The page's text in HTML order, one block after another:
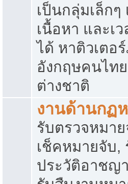
เป็นกลุ่มเล็กๆ
เนื้อหา และเว
ได้ หาติวเตอ
อังกฤษคนไท
ต่างชาติ
งานด้านกฏ
รับตรวจหมา
เช็คหมายจับ,
ประวัติอาชญ